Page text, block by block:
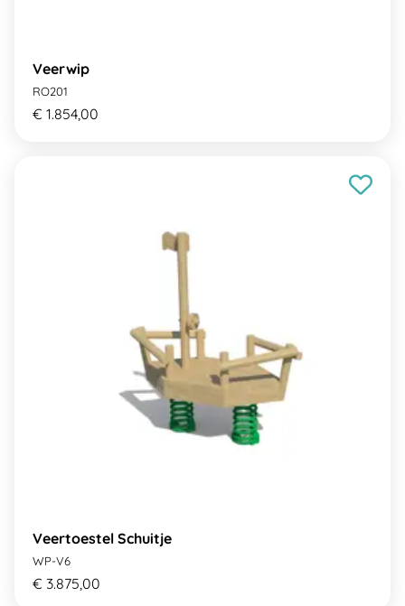
Veerwip
RO201
€ 1.854,00
Veertoestel Schuitje
WP-V6
€ 3.875,00